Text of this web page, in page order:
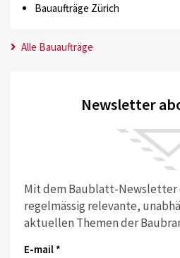
Bauaufträge Zürich
Alle Bauaufträge
Newsletter
Mit dem Baublatt-Newsletter
regelmässig relevante,
aktuellen Themen der
E-mail *